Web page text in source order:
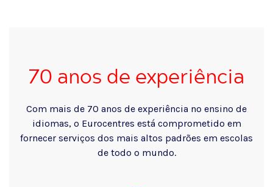
70 anos de experiência
Com mais de 70 anos de experiência no ensino de
idiomas, o Eurocentres está comprometido em
fornecer serviços dos mais altos padrões em escolas
de todo o mundo.